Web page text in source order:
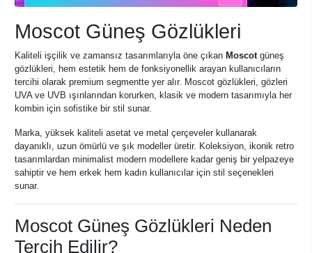
Moscot Güneş Gözlükleri
Kaliteli işçilik ve zamansız tasarımlarıyla öne çıkan Moscotgüneş
gözlükleri, hem estetik hem de fonksiyonellik arayan kullanıcıların
tercihi olarak premium segmentte yer alır. Moscot gözlükleri, gözleri
UVA ve UVB ışınlarından korurken, klasik ve modern tasarımıyla her
kombin için sofistike bir stil sunar.
Marka, yüksek kaliteli asetat ve metal çerçeveler kullanarak
dayanıklı, uzun ömürlü ve şık modeller üretir. Koleksiyon, ikonik retro
tasarımlardan minimalist modern modellere kadar geniş bir yelpazeye
sahiptir ve hem erkek hem kadın kullanıcılar için stil seçenekleri
sunar.
Moscot Güneş Gözlükleri Neden
Tercih Edilir?